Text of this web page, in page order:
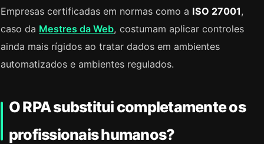
Empresas certificadas em normas como a ISO 27001,
caso da Mestres da Web, costumam aplicar controles
ainda mais rígidos ao tratar dados em ambientes
automatizados e ambientes regulados.
O RPA substitui completamente os
profissionais humanos?